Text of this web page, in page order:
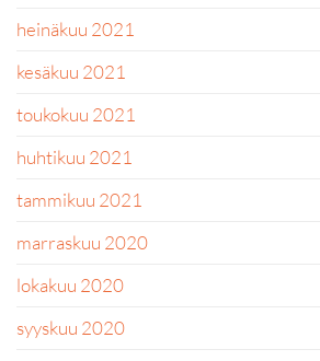
heinäkuu 2021
kesäkuu 2021
toukokuu 2021
huhtikuu 2021
tammikuu 2021
marraskuu 2020
lokakuu 2020
syyskuu 2020